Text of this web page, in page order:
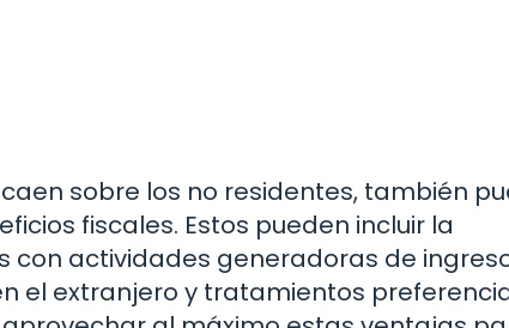
sobre los no residentes, también
fiscales. Estos pueden incluir la
actividades generadoras de
el extranjero y tratamientos